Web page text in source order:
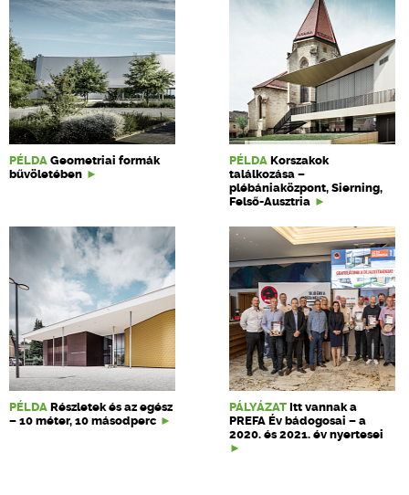
PÉLDA Geometriai formák
bűvöletében
PÉLDA Korszakok
találkozása –
plébániaközpont, Sierning,
Felső-Ausztria
PÉLDA Részletek és az egész
– 10 méter, 10 másodperc
PÁLYÁZAT Itt vannak a
PREFA Év bádogosai – a
2020. és 2021. év nyertesei